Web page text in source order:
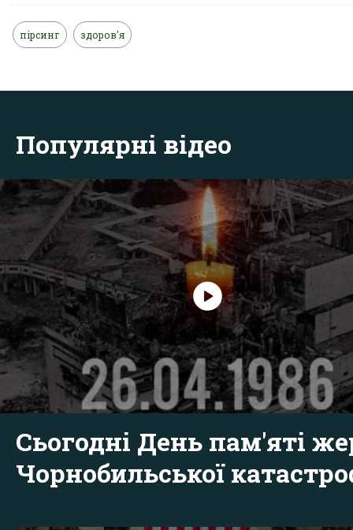
пірсинг здоров'я
Популярні відео
Сьогодні День пам'яті
Чорнобильської